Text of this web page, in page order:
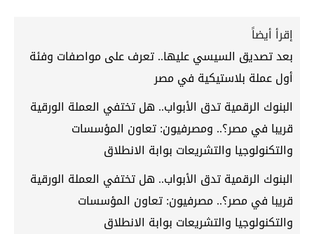
إقرأ أيضاً
بعد تصديق السيسي عليها.. تعرف على مواصفات وفئة
أول عملة بلاستيكية في مصر
البنوك الرقمية تدق الأبواب.. هل تختفي العملة الورقية
قريبا في مصر؟.. ومصرفيون: تعاون المؤسسات
والتكنولوجيا والتشريعات بوابة الانطلاق
البنوك الرقمية تدق الأبواب.. هل تختفي العملة الورقية
قريبا في مصر؟.. مصرفيون: تعاون المؤسسات
والتكنولوجيا والتشريعات بوابة الانطلاق